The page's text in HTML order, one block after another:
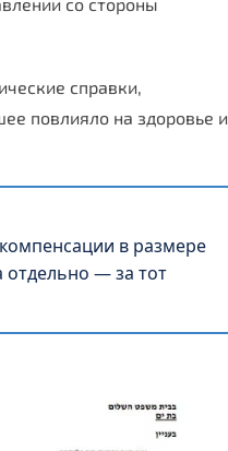
со стороны
справки,
повлияло на здоровье и
в размере
отдельно — за тот